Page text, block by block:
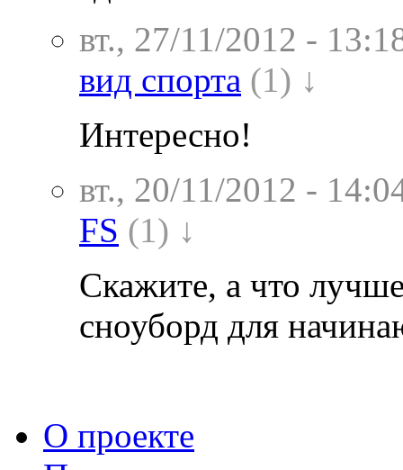
вт., 27/11/2012 -
вид спорта (1) ↓
Интересно!
вт., 20/11/2012 -
FS (1) ↓
Скажите, а что
сноуборд для
О проекте